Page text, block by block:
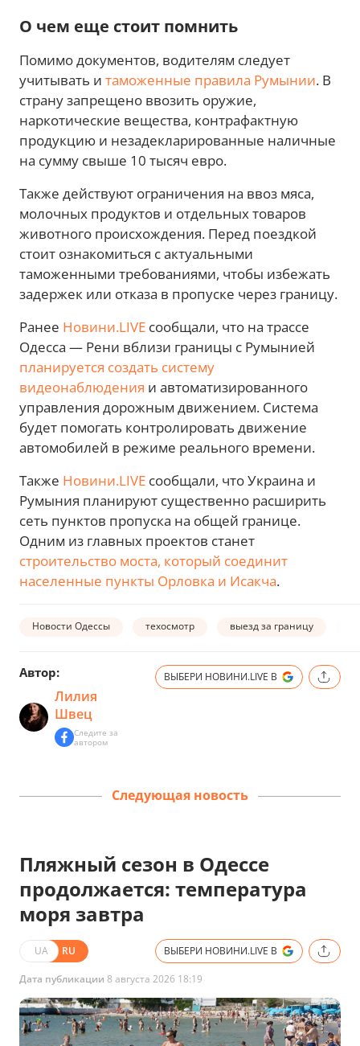
О чем еще стоит помнить
Помимо документов, водителям следует
учитывать и таможенные правила Румынии. В
страну запрещено ввозить оружие,
наркотические вещества, контрафактную
продукцию и незадекларированные наличные
на сумму свыше 10 тысяч евро.
Также действуют ограничения на ввоз мяса,
молочных продуктов и отдельных товаров
животного происхождения. Перед поездкой
стоит ознакомиться с актуальными
таможенными требованиями, чтобы избежать
задержек или отказа в пропуске через границу.
Ранее Новини.LIVE сообщали, что на трассе
Одесса — Рени вблизи границы с Румынией
планируется создать систему
видеонаблюдения и автоматизированного
управления дорожным движением. Система
будет помогать контролировать движение
автомобилей в режиме реального времени.
Также Новини.LIVE сообщали, что Украина и
Румыния планируют существенно расширить
сеть пунктов пропуска на общей границе.
Одним из главных проектов станет
строительство моста, который соединит
населенные пункты Орловка и Исакча.
Новости Одессы техосмотр выезд за границу
Автор:
Лилия
Швец
Следите за
автором
ВЫБЕРИ НОВИНИ.LIVE В
Следующая новость
Пляжный сезон в Одессе
продолжается: температура
моря завтра
UA RU ВЫБЕРИ НОВИНИ.LIVE В
Дата публикации 8 августа 2026 18:19